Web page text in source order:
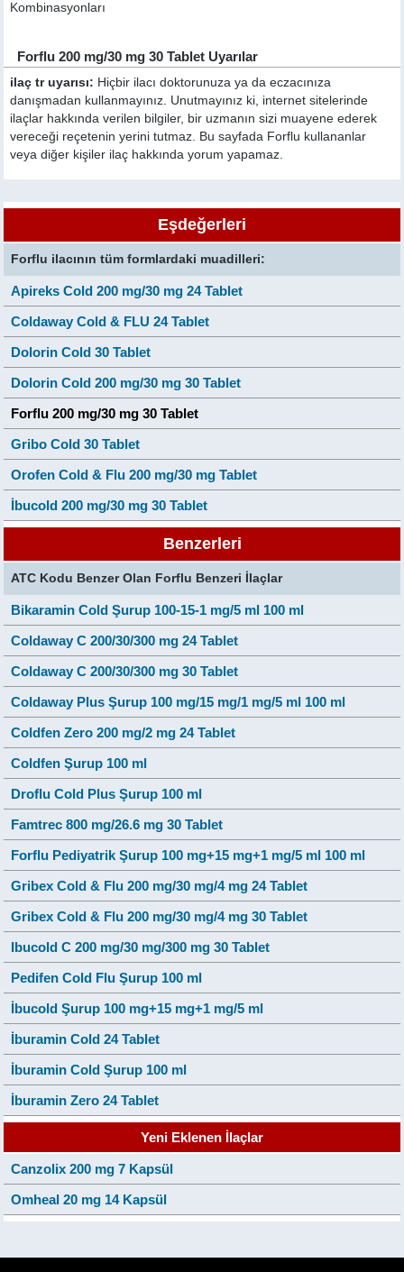
Kombinasyonları
Forflu 200 mg/30 mg 30 Tablet Uyarılar
ilaç tr uyarısı: Hiçbir ilacı doktorunuza ya da eczacınıza
danışmadan kullanmayınız. Unutmayınız ki, internet sitelerinde
ilaçlar hakkında verilen bilgiler, bir uzmanın sizi muayene ederek
vereceği reçetenin yerini tutmaz. Bu sayfada Forflu kullananlar
veya diğer kişiler ilaç hakkında yorum yapamaz.
Eşdeğerleri
Forflu ilacının tüm formlardaki muadilleri:
Apireks Cold 200 mg/30 mg 24 Tablet
Coldaway Cold & FLU 24 Tablet
Dolorin Cold 30 Tablet
Dolorin Cold 200 mg/30 mg 30 Tablet
Forflu 200 mg/30 mg 30 Tablet
Gribo Cold 30 Tablet
Orofen Cold & Flu 200 mg/30 mg Tablet
İbucold 200 mg/30 mg 30 Tablet
Benzerleri
ATC Kodu Benzer Olan Forflu Benzeri İlaçlar
Bikaramin Cold Şurup 100-15-1 mg/5 ml 100 ml
Coldaway C 200/30/300 mg 24 Tablet
Coldaway C 200/30/300 mg 30 Tablet
Coldaway Plus Şurup 100 mg/15 mg/1 mg/5 ml 100 ml
Coldfen Zero 200 mg/2 mg 24 Tablet
Coldfen Şurup 100 ml
Droflu Cold Plus Şurup 100 ml
Famtrec 800 mg/26.6 mg 30 Tablet
Forflu Pediyatrik Şurup 100 mg+15 mg+1 mg/5 ml 100 ml
Gribex Cold & Flu 200 mg/30 mg/4 mg 24 Tablet
Gribex Cold & Flu 200 mg/30 mg/4 mg 30 Tablet
Ibucold C 200 mg/30 mg/300 mg 30 Tablet
Pedifen Cold Flu Şurup 100 ml
İbucold Şurup 100 mg+15 mg+1 mg/5 ml
İburamin Cold 24 Tablet
İburamin Cold Şurup 100 ml
İburamin Zero 24 Tablet
Yeni Eklenen İlaçlar
Canzolix 200 mg 7 Kapsül
Omheal 20 mg 14 Kapsül